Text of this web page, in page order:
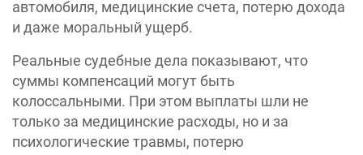
автомобиля, медицинские счета, потерю дохода
и даже моральный ущерб.
Реальные судебные дела показывают, что
суммы компенсаций могут быть
колоссальными. При этом выплаты шли не
только за медицинские расходы, но и за
психологические травмы, потерю